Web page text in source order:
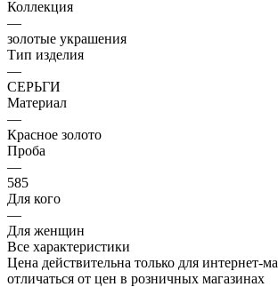
Коллекция
—
золотые украшения
Тип изделия
—
СЕРЬГИ
Материал
—
Красное золото
Проба
—
585
Для кого
—
Для женщин
Все характеристики
Цена действительна только для интернет-
отличаться от цен в розничных магазинах